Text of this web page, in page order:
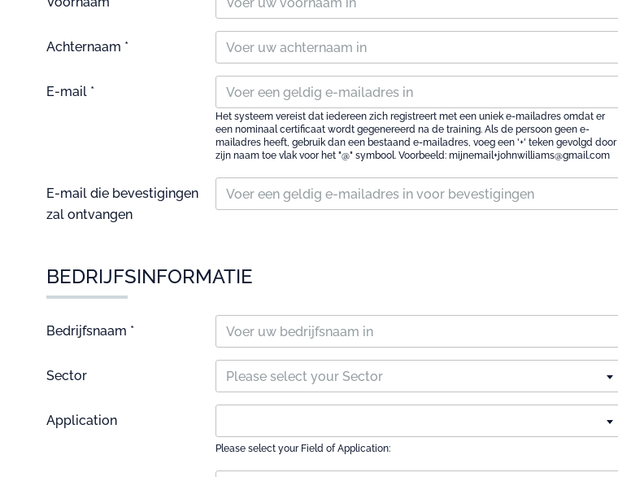
Achternaam *
E-mail *
Het systeem vereist dat iedereen zich registreert met een uniek e-mailadres omdat er
een nominaal certificaat wordt gegenereerd na de training. Als de persoon geen e-
mailadres heeft, gebruik dan een bestaand e-mailadres, voeg een '+' teken gevolgd door
zijn naam toe vlak voor het "@" symbool. Voorbeeld: mijnemail+johnwilliams@gmail.com
E-mail die bevestigingen
zal ontvangen
BEDRIJFSINFORMATIE
Bedrijfsnaam *
Sector Please select your Sector
Application
Please select your Field of Application: